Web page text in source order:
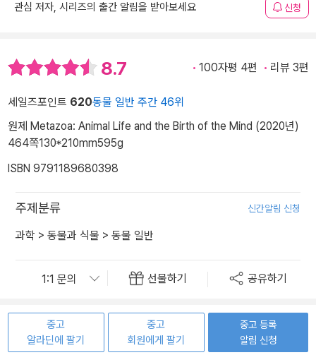
관심 저자, 시리즈의 출간 알림을 받아보세요 신청
8.7 100자평 4편 리뷰 3편
세일즈포인트 620동물 일반 주간 46위
원제 Metazoa: Animal Life and the Birth of the Mind (2020년)
464쪽130*210mm595g
ISBN 9791189680398
주제분류 신간알림 신청
과학 > 동물과 식물 > 동물 일반
선물하기 공유하기
중고
알라딘에 팔기
중고
회원에게 팔기
중고 등록
알림 신청